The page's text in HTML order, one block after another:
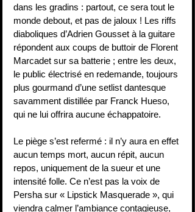
dans les gradins : partout, ce sera tout le
monde debout, et pas de jaloux ! Les riffs
diaboliques d’Adrien Gousset à la guitare
répondent aux coups de buttoir de Florent
Marcadet sur sa batterie ; entre les deux,
le public électrisé en redemande, toujours
plus gourmand d’une setlist dantesque
savamment distillée par Franck Hueso,
qui ne lui offrira aucune échappatoire.
Le piège s’est refermé : il n’y aura en effet
aucun temps mort, aucun répit, aucun
repos, uniquement de la sueur et une
intensité folle. Ce n’est pas la voix de
Persha sur « Lipstick Masquerade », qui
viendra calmer l’ambiance contagieuse,